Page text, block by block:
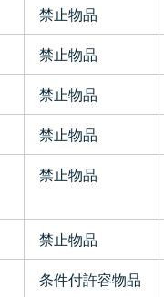
禁止物品
禁止物品
禁止物品
禁止物品
禁止物品
禁止物品
条件付許容物品